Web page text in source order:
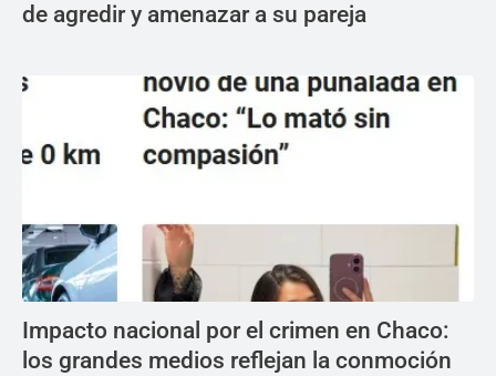
de agredir y amenazar a su pareja
Impacto nacional por el crimen en Chaco:
los grandes medios reflejan la conmoción